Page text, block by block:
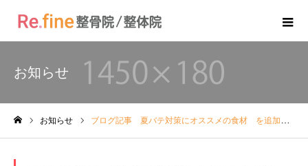
お知らせ
お知らせ ブログ記事 夏バテ対策にオススメの食材 を追加しました